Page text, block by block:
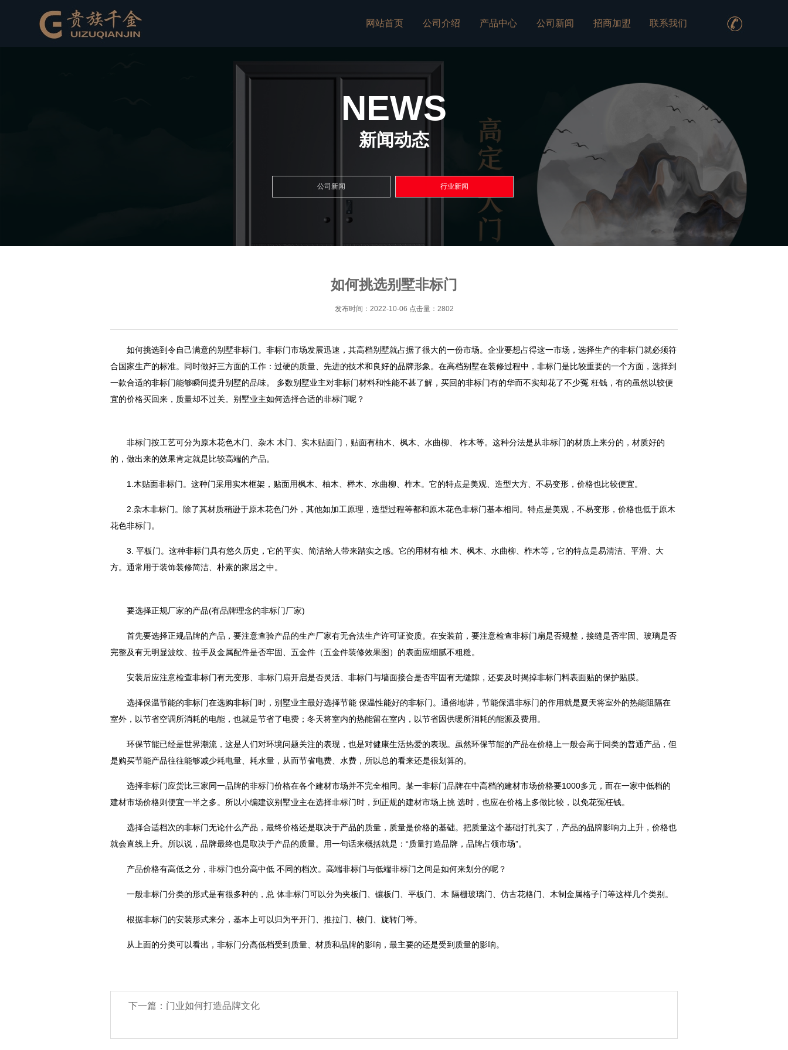
网站首页 公司介绍 产品中心 公司新闻 招商加盟 联系我们
NEWS
新闻动态
公司新闻 行业新闻
如何挑选别墅非标门
发布时间：2022-10-06 点击量：2802
如何挑选到令自己满意的别墅非标门。非标门市场发展迅速，其高档别墅就占据了很大的一份市场。企业要想占得这一市场，选择生产的非标门就必须符
合国家生产的标准。同时做好三方面的工作：过硬的质量、先进的技术和良好的品牌形象。在高档别墅在装修过程中，非标门是比较重要的一个方面，选择到
一款合适的非标门能够瞬间提升别墅的品味。 多数别墅业主对非标门材料和性能不甚了解，买回的非标门有的华而不实却花了不少冤 枉钱，有的虽然以较便
宜的价格买回来，质量却不过关。别墅业主如何选择合适的非标门呢？
非标门按工艺可分为原木花色木门、杂木 木门、实木贴面门，贴面有柚木、枫木、水曲柳、 柞木等。这种分法是从非标门的材质上来分的，材质好的
的，做出来的效果肯定就是比较高端的产品。
1.木贴面非标门。这种门采用实木框架，贴面用枫木、柚木、榉木、水曲柳、柞木。它的特点是美观、造型大方、不易变形，价格也比较便宜。
2.杂木非标门。除了其材质稍逊于原木花色门外，其他如加工原理，造型过程等都和原木花色非标门基本相同。特点是美观，不易变形，价格也低于原木
花色非标门。
3. 平板门。这种非标门具有悠久历史，它的平实、简洁给人带来踏实之感。它的用材有柚 木、枫木、水曲柳、柞木等，它的特点是易清洁、平滑、大
方。通常用于装饰装修简洁、朴素的家居之中。
要选择正规厂家的产品(有品牌理念的非标门厂家)
首先要选择正规品牌的产品，要注意查验产品的生产厂家有无合法生产许可证资质。在安装前，要注意检查非标门扇是否规整，接缝是否牢固、玻璃是否
完整及有无明显波纹、拉手及金属配件是否牢固、五金件（五金件装修效果图）的表面应细腻不粗糙。
安装后应注意检查非标门有无变形、非标门扇开启是否灵活、非标门与墙面接合是否牢固有无缝隙，还要及时揭掉非标门料表面贴的保护贴膜。
选择保温节能的非标门在选购非标门时，别墅业主最好选择节能 保温性能好的非标门。通俗地讲，节能保温非标门的作用就是夏天将室外的热能阻隔在
室外，以节省空调所消耗的电能，也就是节省了电费；冬天将室内的热能留在室内，以节省因供暖所消耗的能源及费用。
环保节能已经是世界潮流，这是人们对环境问题关注的表现，也是对健康生活热爱的表现。虽然环保节能的产品在价格上一般会高于同类的普通产品，但
是购买节能产品往往能够减少耗电量、耗水量，从而节省电费、水费，所以总的看来还是很划算的。
选择非标门应货比三家同一品牌的非标门价格在各个建材市场并不完全相同。某一非标门品牌在中高档的建材市场价格要1000多元，而在一家中低档的
建材市场价格则便宜一半之多。所以小编建议别墅业主在选择非标门时，到正规的建材市场上挑 选时，也应在价格上多做比较，以免花冤枉钱。
选择合适档次的非标门无论什么产品，最终价格还是取决于产品的质量，质量是价格的基础。把质量这个基础打扎实了，产品的品牌影响力上升，价格也
就会直线上升。所以说，品牌最终也是取决于产品的质量。用一句话来概括就是：“质量打造品牌，品牌占领市场”。
产品价格有高低之分，非标门也分高中低 不同的档次。高端非标门与低端非标门之间是如何来划分的呢？
一般非标门分类的形式是有很多种的，总 体非标门可以分为夹板门、镶板门、平板门、木 隔栅玻璃门、仿古花格门、木制金属格子门等这样几个类别。
根据非标门的安装形式来分，基本上可以归为平开门、推拉门、梭门、旋转门等。
从上面的分类可以看出，非标门分高低档受到质量、材质和品牌的影响，最主要的还是受到质量的影响。
下一篇：门业如何打造品牌文化